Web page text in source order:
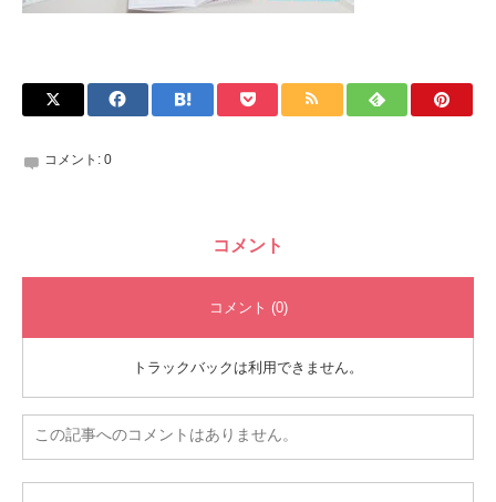
コメント: 0
コメント
コメント (0)
トラックバックは利用できません。
この記事へのコメントはありません。